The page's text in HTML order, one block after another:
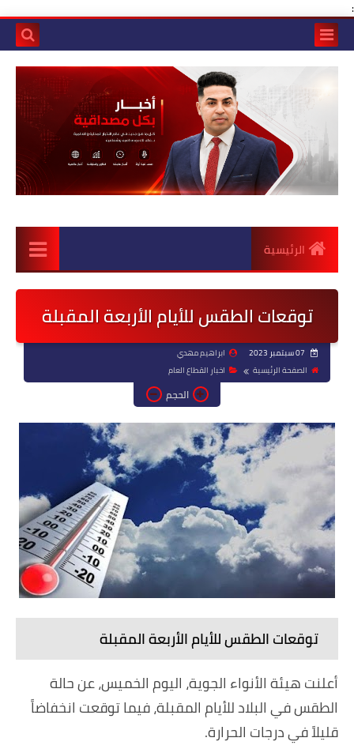
:
الرئيسية
توقعات الطقس للأيام الأربعة المقبلة
ابراهيم مهدي
الصفحة الرئيسية
اخبار القطاع العام
الحجم
توقعات الطقس للأيام الأربعة المقبلة
أعلنت هيئة الأنواء الجوية، اليوم الخميس، عن حالة
الطقس في البلاد للأيام المقبلة، فيما توقعت انخفاضاً
قليلاً في درجات الحرارة.